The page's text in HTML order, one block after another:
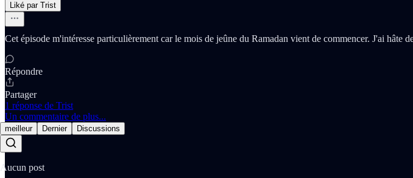
Liké par Trist
Cet épisode m'intéresse particulièrement car le mois de jeûne du Ramadan vient de commencer. J'ai hâte
Répondre
Partager
1 réponse de Trist
Un commentaire de plus...
meilleur Dernier Discussions
Aucun post